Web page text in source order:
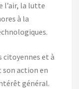
l’air, la lutte
à la
citoyennes et à
action en
général.